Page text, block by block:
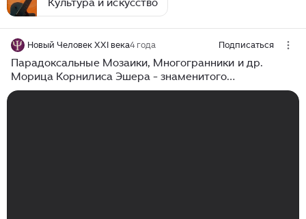
Новый Человек XXI века4 года Подписаться
Парадоксальные Мозаики, Многогранники и др.
Морица Корнилиса Эшера - знаменитого
нидерландского художника-графика